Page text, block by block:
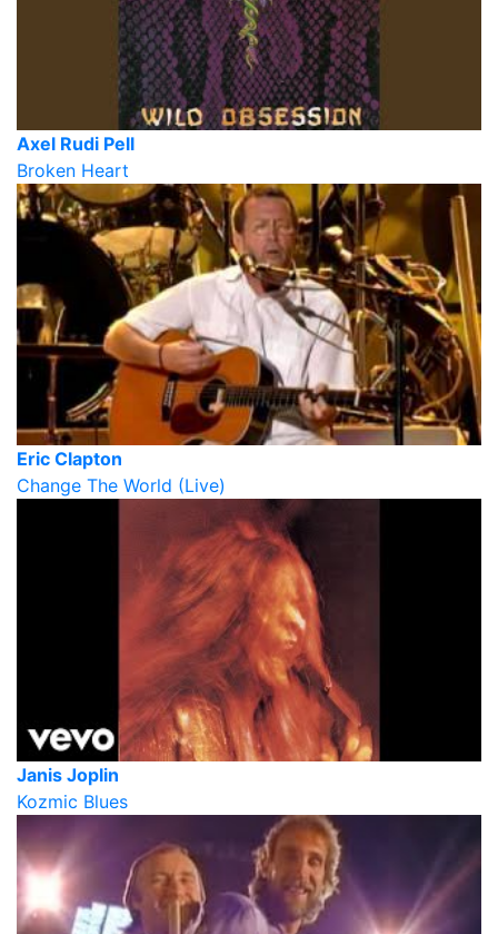
Axel Rudi Pell
Broken Heart
Eric Clapton
Change The World (Live)
Janis Joplin
Kozmic Blues